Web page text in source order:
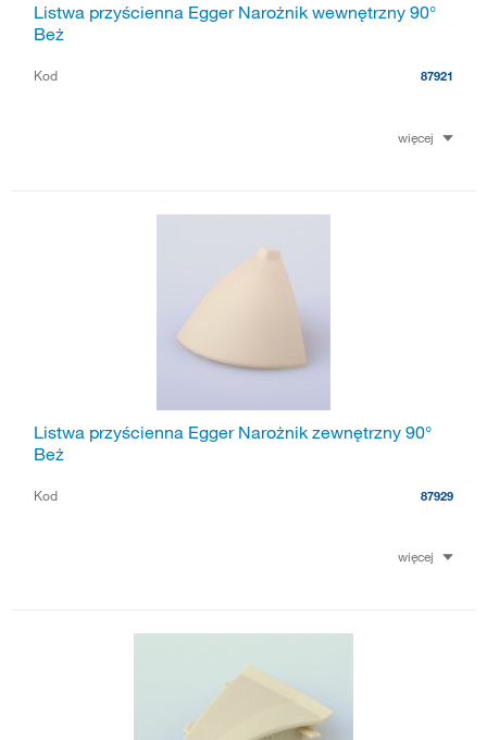
Listwa przyścienna Egger Narożnik wewnętrzny 90°
Beż
Kod 87921
więcej
Listwa przyścienna Egger Narożnik zewnętrzny 90°
Beż
Kod 87929
więcej